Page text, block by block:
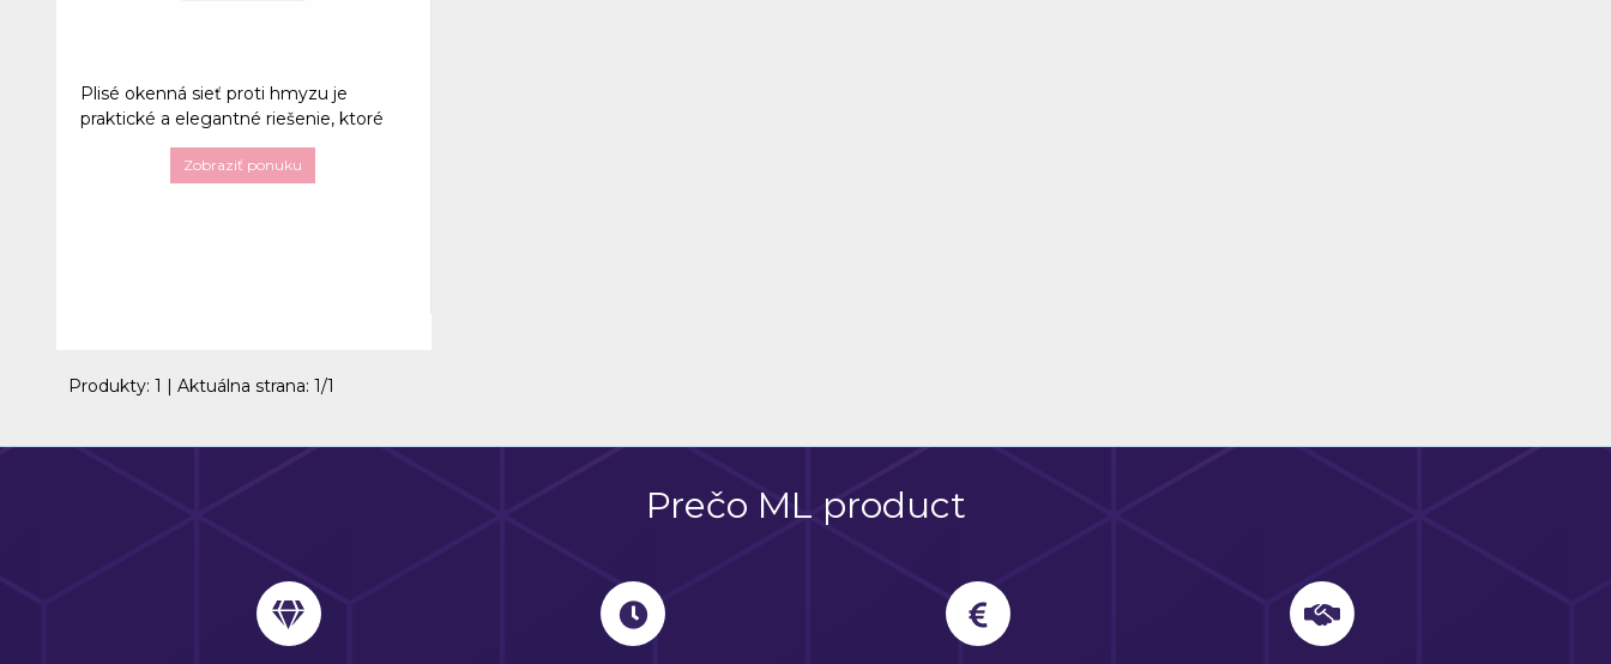
Plisé okenná sieť proti hmyzu je
praktické a elegantné riešenie, ktoré
spoľahlivo ochráni váš domov pred
komármi a hmyzom. Vďaka
Zobraziť ponuku
Produkty: 1 | Aktuálna strana: 1/1
Prečo ML product